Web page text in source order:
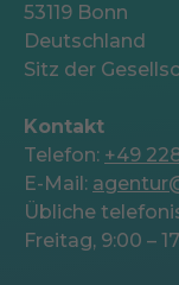
53119 Bonn
Deutschland
Sitz der
Kontakt
Telefon: +49
E-Mail:
Übliche
Freitag, 9:00 –